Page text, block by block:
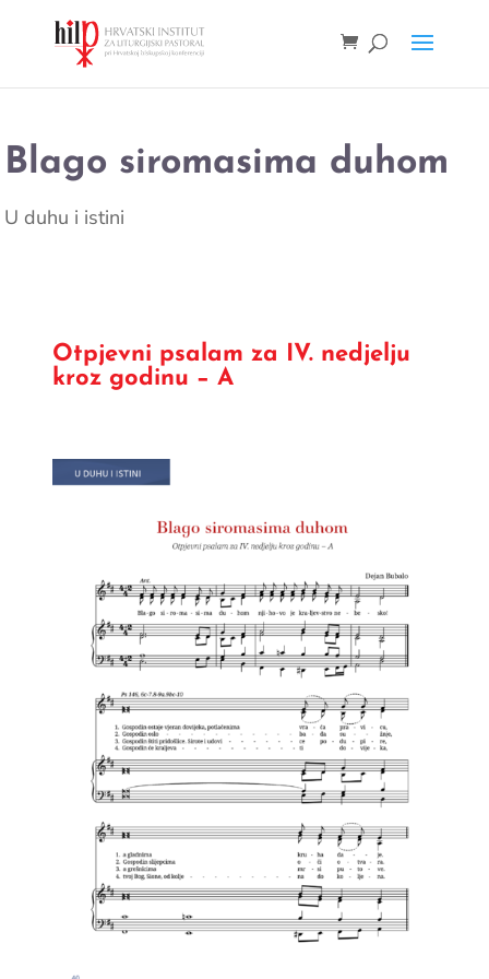
Blago siromasima duhom
U duhu i istini
Otpjevni psalam za IV. nedjelju
kroz godinu − A